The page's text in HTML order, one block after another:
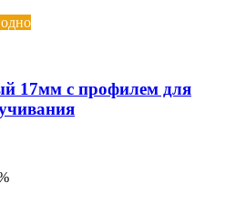
17мм с профилем для